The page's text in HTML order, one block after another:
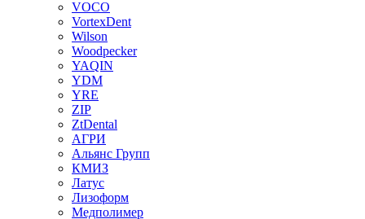
VOCO
VortexDent
Wilson
Woodpecker
YAQIN
YDM
YRE
ZIP
ZtDental
АГРИ
Альянс Групп
КМИЗ
Латус
Лизоформ
Медполимер